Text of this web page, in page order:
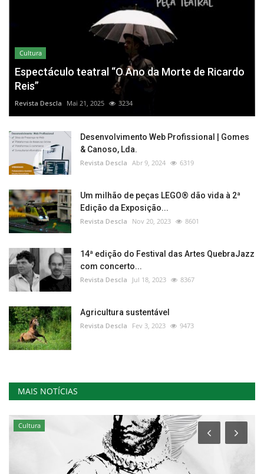
Cultura
Espectáculo teatral “O Ano da Morte de Ricardo
Reis”
Revista Descla Mai 21, 2025 3234
Desenvolvimento Web Profissional | Gomes
& Canoso, Lda.
Revista Descla Abr 9, 2024 6319
Um milhão de peças LEGO® dão vida à 2ª
Edição da Exposição...
Revista Descla Nov 20, 2023 8601
14ª edição do Festival das Artes QuebraJazz
com concerto...
Revista Descla Jul 18, 2023 8367
Agricultura sustentável
Revista Descla Fev 3, 2023 9473
MAIS NOTÍCIAS
Cultura